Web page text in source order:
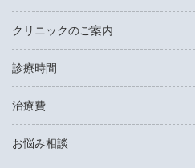
クリニックのご案内
診療時間
治療費
お悩み相談